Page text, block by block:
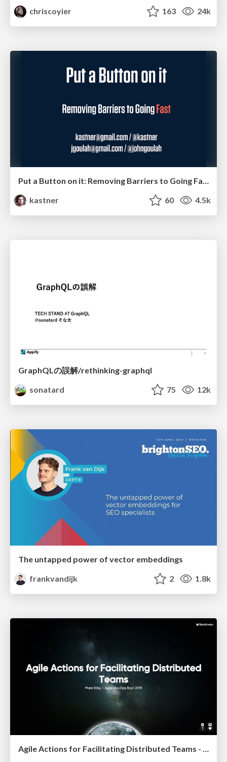
chriscoyier
163 24k
Put a Button on it: Removing Barriers to Going Fast.
kastner
60 4.5k
GraphQLの誤解/rethinking-graphql
sonatard
75 12k
The untapped power of vector embeddings
frankvandijk
2 1.8k